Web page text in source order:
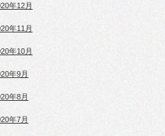
年12月
年11月
年10月
年9月
年8月
年7月